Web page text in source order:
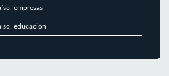
empresas
educación